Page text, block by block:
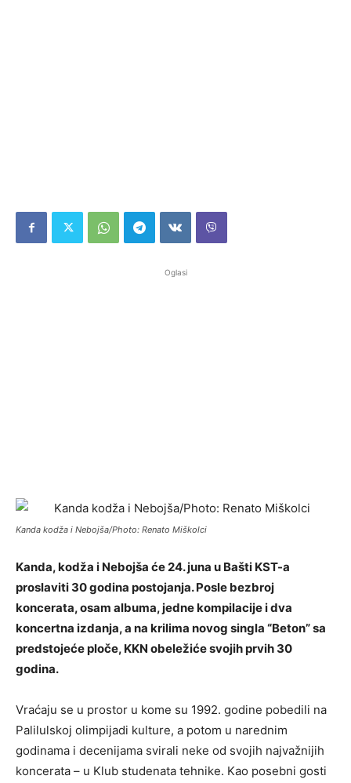
Oglasi
Kanda kodža i Nebojša/Photo: Renato Miškolci
Kanda, kodža i Nebojša će 24. juna u Bašti KST-a
proslaviti 30 godina postojanja. Posle bezbroj
koncerata, osam albuma, jedne kompilacije i dva
koncertna izdanja, a na krilima novog singla “Beton” sa
predstojeće ploče, KKN obeležiće svojih prvih 30
godina.
Vraćaju se u prostor u kome su 1992. godine pobedili na
Palilulskoj olimpijadi kulture, a potom u narednim
godinama i decenijama svirali neke od svojih najvažnijih
koncerata – u Klub studenata tehnike. Kao posebni gosti